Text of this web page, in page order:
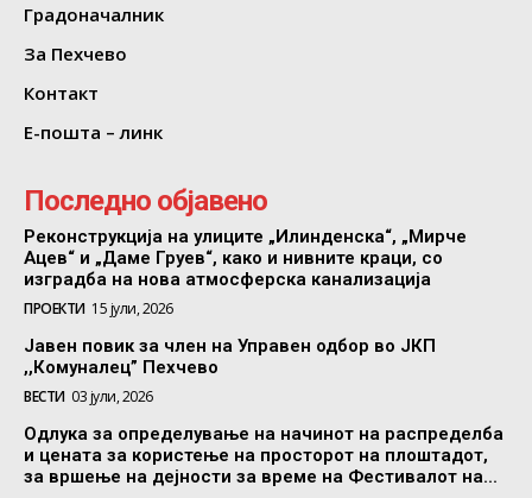
Градоначалник
За Пехчево
Контакт
Е-пошта – линк
Последно објавено
Реконструкција на улиците „Илинденска“, „Мирче
Ацев“ и „Даме Груев“, како и нивните краци, со
изградба на нова атмосферска канализација
ПРОЕКТИ 15 јули, 2026
Јавен повик за член на Управен одбор во ЈКП
,,Комуналец” Пехчево
ВЕСТИ 03 јули, 2026
Одлука за определување на начинот на распределба
и цената за користење на просторот на плоштадот,
за вршење на дејности за време на Фестивалот на...